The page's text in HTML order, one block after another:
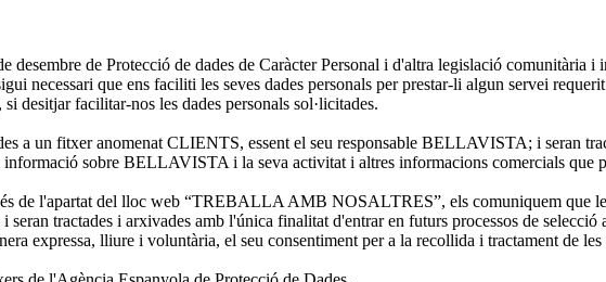
de Protecció de dades de Caràcter Personal i d'altra legislació comunitària
que ens faciliti les seves dades personals per prestar-li algun servei requerit
desitjar facilitar-nos les dades personals sol·licitades.
un fitxer anomenat CLIENTS, essent el seu responsable BELLAVISTA; i seran
sobre BELLAVISTA i la seva activitat i altres informacions comercials que
de l'apartat del lloc web “TREBALLA AMB NOSALTRES”, els comuniquem que
tractades i arxivades amb l'única finalitat d'entrar en futurs processos de
expressa, lliure i voluntària, el seu consentiment per a la recollida i tractament de les